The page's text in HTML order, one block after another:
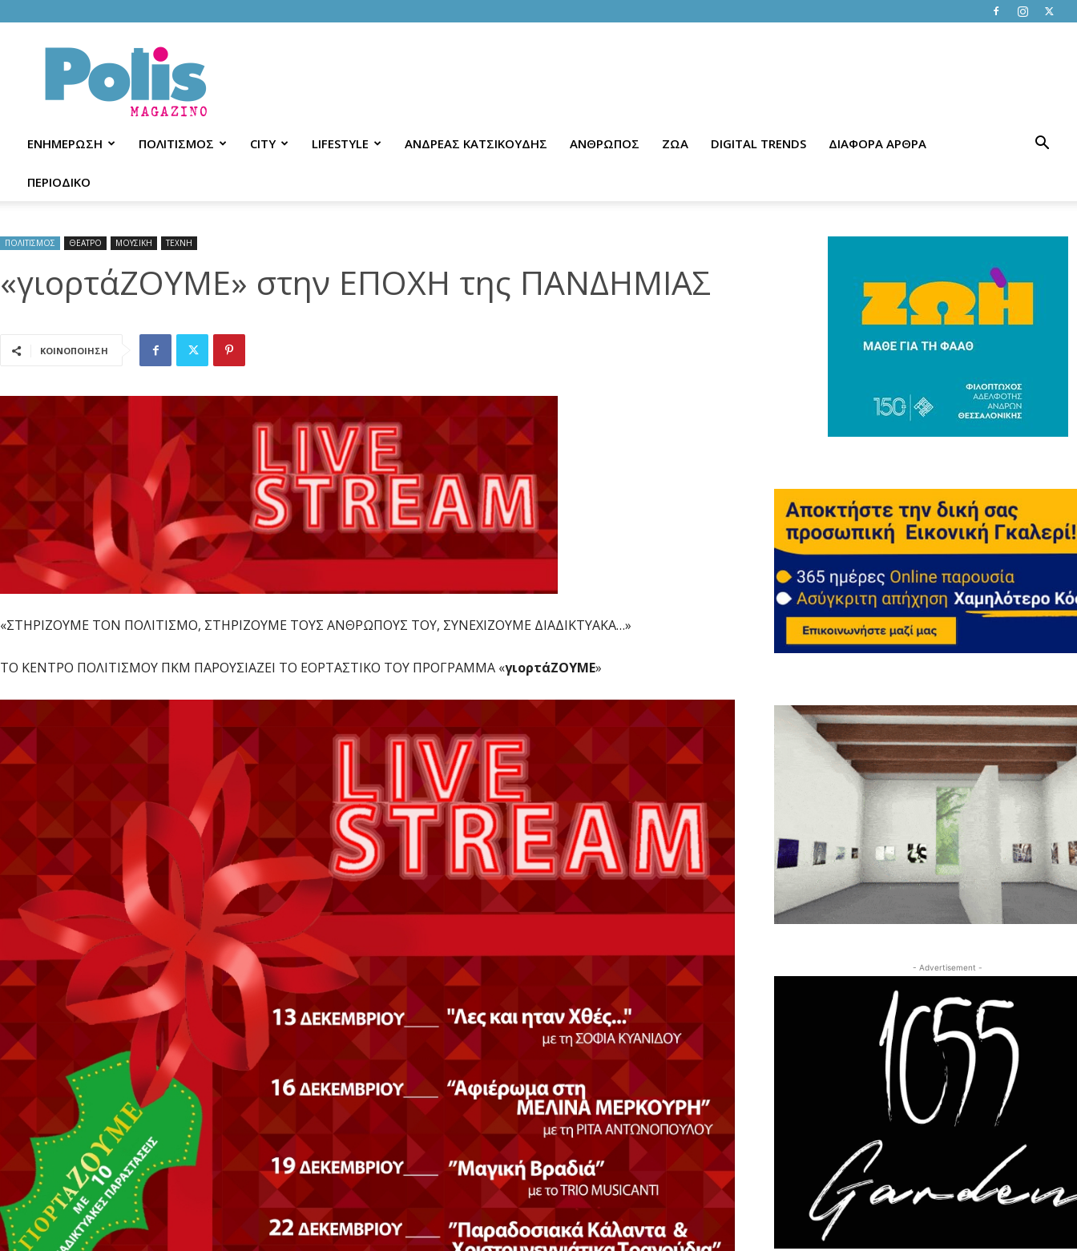
Polis
Magazino
ΕΝΗΜΕΡΩΣΗ ΠΟΛΙΤΙΣΜΟΣ CITY LIFESTYLE ΑΝΔΡΕΑΣ ΚΑΤΣΙΚΟΥΔΗΣ ΑΝΘΡΩΠΟΣ ΖΩΑ DIGITAL TRENDS ΔΙΑΦΟΡΑ ΑΡΘΡΑ
ΠΕΡΙΟΔΙΚΟ
ΠΟΛΙΤΙΣΜΟΣ ΘΕΑΤΡΟ ΜΟΥΣΙΚΗ ΤΕΧΝΗ
«γιορτάΖΟΥΜΕ» στην ΕΠΟΧΗ της ΠΑΝΔΗΜΙΑΣ
ΚΟΙΝΟΠΟΙΗΣΗ
«ΣΤΗΡΙΖΟΥΜΕ ΤΟΝ ΠΟΛΙΤΙΣΜΟ, ΣΤΗΡΙΖΟΥΜΕ ΤΟΥΣ ΑΝΘΡΩΠΟΥΣ ΤΟΥ, ΣΥΝΕΧΙΖΟΥΜΕ ΔΙΑΔΙΚΤΥΑΚΑ…»
ΤΟ ΚΕΝΤΡΟ ΠΟΛΙΤΙΣΜΟΥ ΠΚΜ ΠΑΡΟΥΣΙΑΖΕΙ ΤΟ ΕΟΡΤΑΣΤΙΚΟ ΤΟΥ ΠΡΟΓΡΑΜΜΑ «γιορτάΖΟΥΜΕ»
- Advertisement -